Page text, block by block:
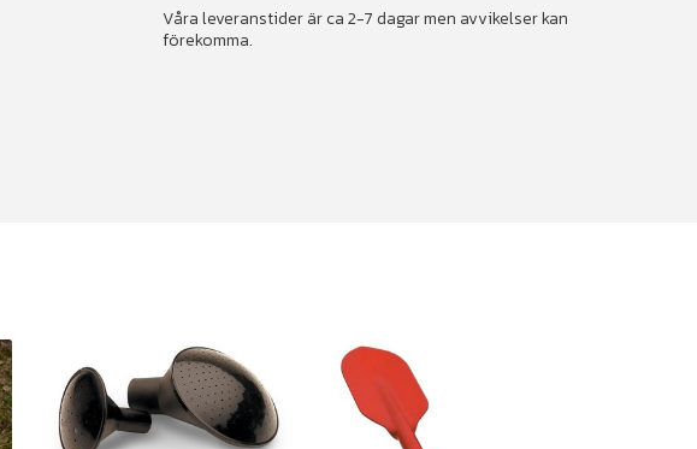
Våra leveranstider är ca 2-7 dagar men avvikelser kan
förekomma.